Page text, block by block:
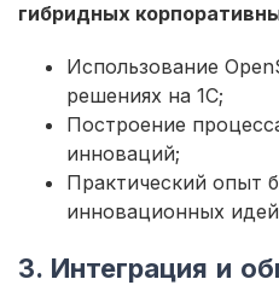
гибридных
Использование
решениях на 1С;
Построение
инноваций;
Практический опыт
инновационных
3. Интеграция и